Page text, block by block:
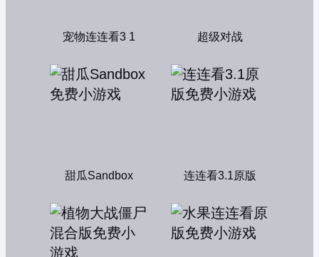
宠物连连看3 1 超级对战
甜瓜Sandbox 连连看3.1原版